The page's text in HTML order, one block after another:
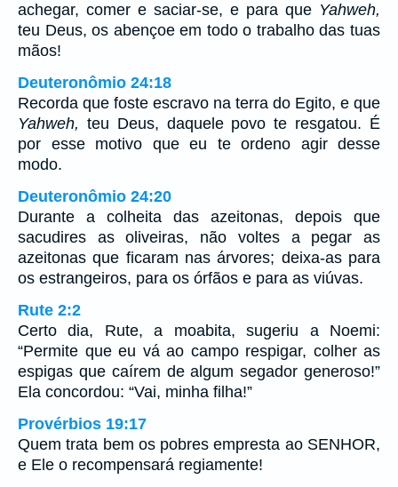
achegar, comer e saciar-se, e para que Yahweh,
teu Deus, os abençoe em todo o trabalho das tuas
mãos!
Deuteronômio 24:18
Recorda que foste escravo na terra do Egito, e que
Yahweh, teu Deus, daquele povo te resgatou. É
por esse motivo que eu te ordeno agir desse
modo.
Deuteronômio 24:20
Durante a colheita das azeitonas, depois que
sacudires as oliveiras, não voltes a pegar as
azeitonas que ficaram nas árvores; deixa-as para
os estrangeiros, para os órfãos e para as viúvas.
Rute 2:2
Certo dia, Rute, a moabita, sugeriu a Noemi:
“Permite que eu vá ao campo respigar, colher as
espigas que caírem de algum segador generoso!”
Ela concordou: “Vai, minha filha!”
Provérbios 19:17
Quem trata bem os pobres empresta ao SENHOR,
e Ele o recompensará regiamente!